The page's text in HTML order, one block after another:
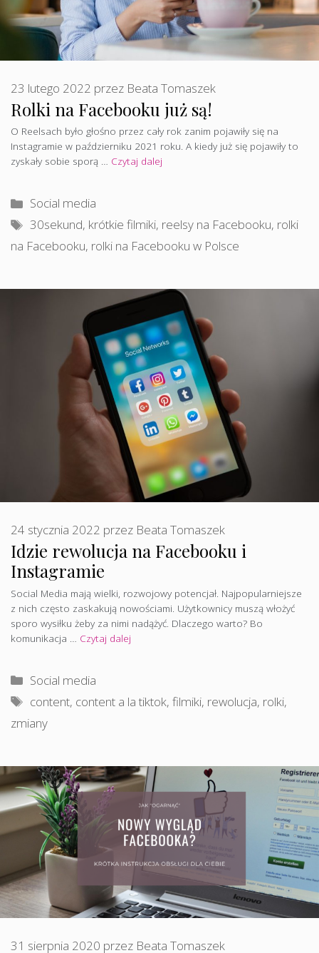
Rolki na Facebooku już są!
23 lutego 2022 przez Beata Tomaszek
O Reelsach było głośno przez cały rok zanim pojawiły się na
Instagramie w październiku 2021 roku. A kiedy już się pojawiły to
zyskały sobie sporą … Czytaj dalej
Kategorie
Social media
Tagi
30sekund, krótkie filmiki, reelsy na Facebooku, rolki
na Facebooku, rolki na Facebooku w Polsce
Idzie rewolucja na Facebooku i
Instagramie
24 stycznia 2022 przez Beata Tomaszek
Social Media mają wielki, rozwojowy potencjał. Najpopularniejsze
z nich często zaskakują nowościami. Użytkownicy muszą włożyć
sporo wysiłku żeby za nimi nadążyć. Dlaczego warto? Bo
komunikacja … Czytaj dalej
Kategorie
Social media
Tagi
content, content a la tiktok,filmiki, rewolucja, rolki,
zmiany
31 sierpnia 2020 przez Beata Tomaszek